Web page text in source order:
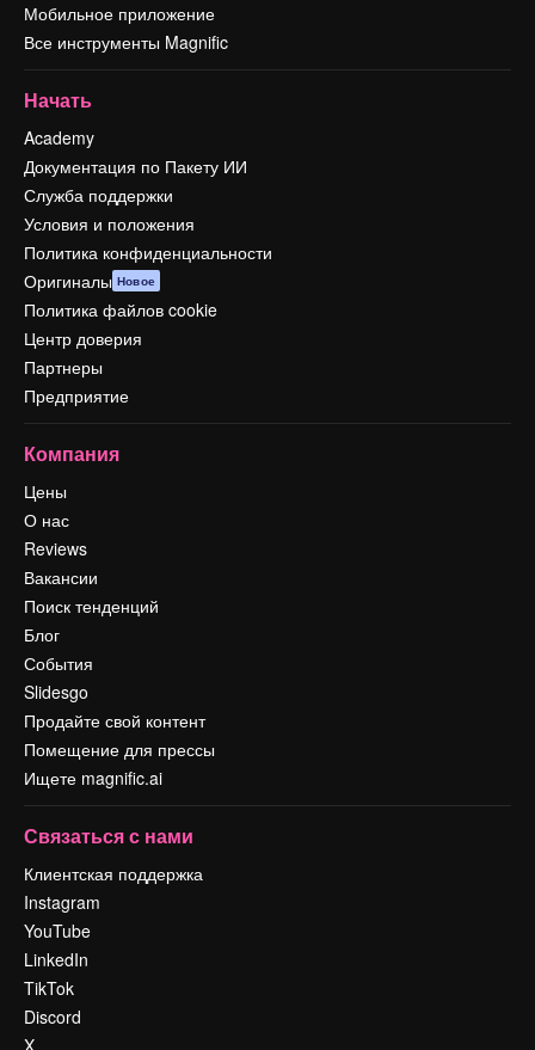
Мобильное приложение
Все инструменты Magnific
Начать
Academy
Документация по Пакету ИИ
Служба поддержки
Условия и положения
Политика конфиденциальности
Оригиналы Новое
Политика файлов cookie
Центр доверия
Партнеры
Предприятие
Компания
Цены
О нас
Reviews
Вакансии
Поиск тенденций
Блог
События
Slidesgo
Продайте свой контент
Помещение для прессы
Ищете magnific.ai
Связаться с нами
Клиентская поддержка
Instagram
YouTube
LinkedIn
TikTok
Discord